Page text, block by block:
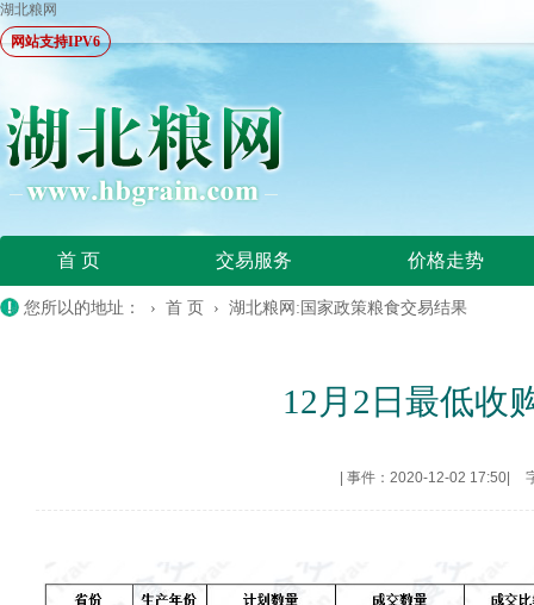
湖北粮网
网站支持IPV6
首 页 交易服务 价格走势
您所以的地址： › 首 页 › 湖北粮网:国家政策粮食交易结果
12月2日最低收
事件：2020-12-02 17:50